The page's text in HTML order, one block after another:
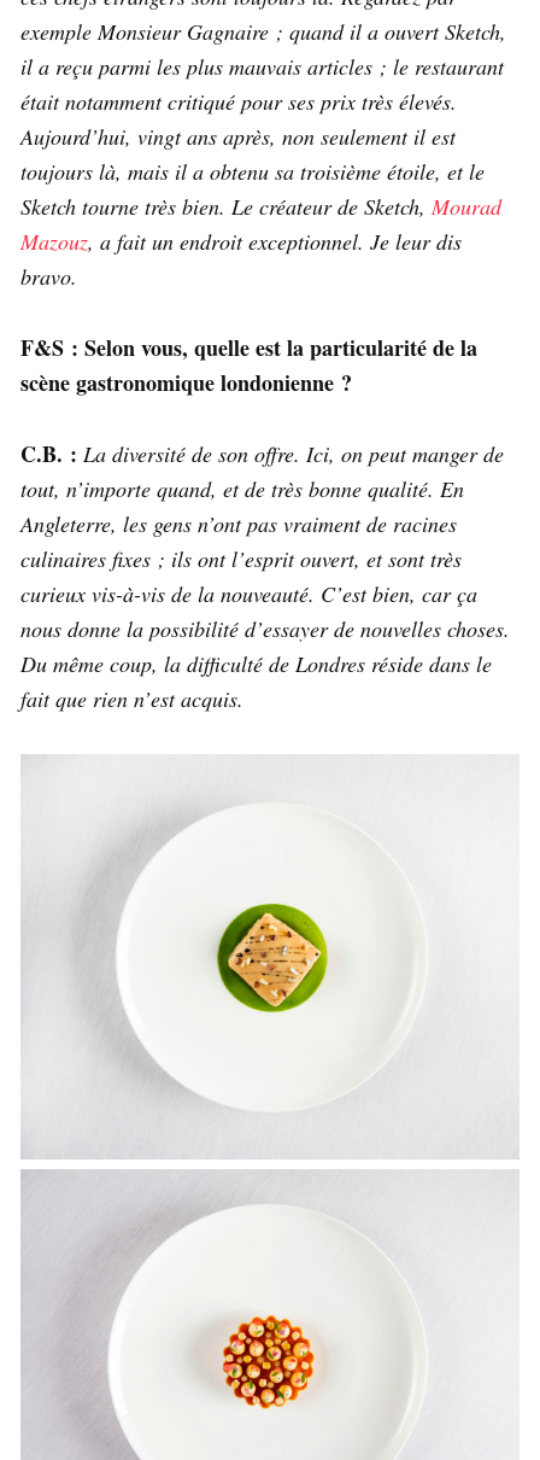
exemple Monsieur Gagnaire ; quand il a ouvert Sketch,
il a reçu parmi les plus mauvais articles ; le restaurant
était notamment critiqué pour ses prix très élevés.
Aujourd’hui, vingt ans après, non seulement il est
toujours là, mais il a obtenu sa troisième étoile, et le
Sketch tourne très bien. Le créateur de Sketch, Mourad
Mazouz, a fait un endroit exceptionnel. Je leur dis
bravo.
F&S : Selon vous, quelle est la particularité de la
scène gastronomique londonienne ?
C.B. : La diversité de son offre. Ici, on peut manger de
tout, n’importe quand, et de très bonne qualité. En
Angleterre, les gens n’ont pas vraiment de racines
culinaires fixes ; ils ont l’esprit ouvert, et sont très
curieux vis-à-vis de la nouveauté. C’est bien, car ça
nous donne la possibilité d’essayer de nouvelles choses.
Du même coup, la difficulté de Londres réside dans le
fait que rien n’est acquis.